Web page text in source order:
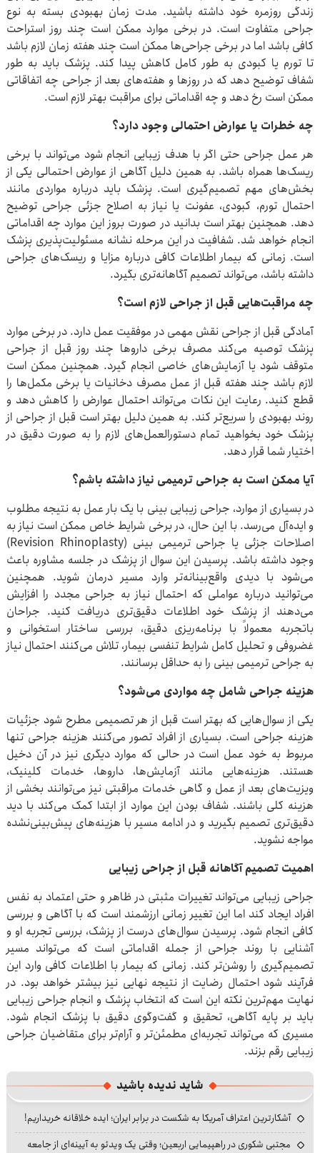
زندگی روزمره خود داشته باشید. مدت زمان بهبودی بسته به نوع
جراحی متفاوت است. در برخی موارد ممکن است چند روز استراحت
کافی باشد اما در برخی جراحی‌ها ممکن است چند هفته زمان لازم باشد
تا تورم یا کبودی به طور کامل کاهش پیدا کند. پزشک باید به طور
شفاف توضیح دهد که در روزها و هفته‌های بعد از جراحی چه اتفاقاتی
ممکن است رخ دهد و چه اقداماتی برای مراقبت بهتر لازم است.
چه خطرات یا عوارض احتمالی وجود دارد؟
هر عمل جراحی حتی اگر با هدف زیبایی انجام شود می‌تواند با برخی
ریسک‌ها همراه باشد. به همین دلیل آگاهی از عوارض احتمالی یکی از
بخش‌های مهم تصمیم‌گیری است. پزشک باید درباره مواردی مانند
احتمال تورم، کبودی، عفونت یا نیاز به اصلاح جزئی جراحی توضیح
دهد. همچنین بهتر است بدانید در صورت بروز این موارد چه اقداماتی
انجام خواهد شد. شفافیت در این مرحله نشانه مسئولیت‌پذیری پزشک
است. زمانی که بیمار اطلاعات کافی درباره مزایا و ریسک‌های جراحی
داشته باشد، می‌تواند تصمیم آگاهانه‌تری بگیرد.
چه مراقبت‌هایی قبل از جراحی لازم است؟
آمادگی قبل از جراحی نقش مهمی در موفقیت عمل دارد. در برخی موارد
پزشک توصیه می‌کند مصرف برخی داروها چند روز قبل از جراحی
متوقف شود یا آزمایش‌های خاصی انجام گیرد. همچنین ممکن است
لازم باشد چند هفته قبل از عمل مصرف دخانیات یا برخی مکمل‌ها را
قطع کنید. رعایت این نکات می‌تواند احتمال عوارض را کاهش دهد و
روند بهبودی را سریع‌تر کند. به همین دلیل بهتر است قبل از جراحی از
پزشک خود بخواهید تمام دستورالعمل‌های لازم را به صورت دقیق در
اختیار شما قرار دهد.
آیا ممکن است به جراحی ترمیمی نیاز داشته باشم؟
در بسیاری از موارد، جراحی زیبایی بینی با یک بار عمل به نتیجه مطلوب
و ایده‌آل می‌رسد. با این حال، در برخی شرایط خاص ممکن است نیاز به
اصلاحات جزئی یا جراحی ترمیمی بینی (Revision Rhinoplasty)
وجود داشته باشد. پرسیدن این سوال از پزشک در جلسه مشاوره باعث
می‌شود با دیدی واقع‌بینانه‌تر وارد مسیر درمان شوید. همچنین
می‌توانید درباره عواملی که احتمال نیاز به جراحی مجدد را افزایش
می‌دهند از پزشک خود اطلاعات دقیق‌تری دریافت کنید. جراحان
باتجربه معمولاً با برنامه‌ریزی دقیق، بررسی ساختار استخوانی و
غضروفی و تحلیل کامل شرایط تنفسی بیمار، تلاش می‌کنند احتمال نیاز
به جراحی ترمیمی بینی را به حداقل برسانند.
هزینه جراحی شامل چه مواردی می‌شود؟
یکی از سوال‌هایی که بهتر است قبل از هر تصمیمی مطرح شود جزئیات
هزینه جراحی است. بسیاری از افراد تصور می‌کنند هزینه جراحی تنها
مربوط به خود عمل است در حالی که موارد دیگری نیز در آن دخیل
هستند. هزینه‌هایی مانند آزمایش‌ها، داروها، خدمات کلینیک،
ویزیت‌های بعد از عمل و گاهی خدمات مراقبتی نیز می‌توانند بخشی از
هزینه کلی باشند. شفاف بودن این موارد از ابتدا کمک می‌کند با دید
دقیق‌تری تصمیم بگیرید و در ادامه مسیر با هزینه‌های پیش‌بینی‌نشده
مواجه نشوید.
اهمیت تصمیم آگاهانه قبل از جراحی زیبایی
جراحی زیبایی می‌تواند تغییرات مثبتی در ظاهر و حتی اعتماد به نفس
افراد ایجاد کند اما این تغییر زمانی ارزشمند است که با آگاهی و بررسی
کافی انجام شود. پرسیدن سوال‌های درست از پزشک، بررسی تجربه او و
آشنایی با روند جراحی از جمله اقداماتی است که می‌تواند مسیر
تصمیم‌گیری را روشن‌تر کند. زمانی که بیمار با اطلاعات کافی وارد این
فرآیند شود احتمال رضایت از نتیجه نهایی نیز بیشتر خواهد بود. در
نهایت مهم‌ترین نکته این است که انتخاب پزشک و انجام جراحی زیبایی
باید بر پایه آگاهی، تحقیق و گفت‌وگوی دقیق با پزشک انجام شود.
مسیری که می‌تواند تجربه‌ای مطمئن‌تر و آرام‌تر برای متقاضیان جراحی
زیبایی رقم بزند.
شاید ندیده باشید
آشکارترین اعتراف آمریکا به شکست در برابر ایران؛ ایده خلاقانه خریداریم!
مجتبی شکوری در راهپیمایی اربعین؛ وقتی یک ویدئو به آیینه‌ای از جامعه